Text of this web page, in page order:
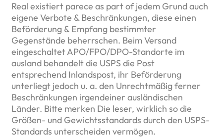
Real existiert parece as part of jedem Grund auch
eigene Verbote & Beschränkungen, diese einen
Beförderung & Empfang bestimmter
Gegenstände beherrschen. Beim Versand
eingeschaltet APO/FPO/DPO-Standorte im
ausland behandelt die USPS die Post
entsprechend Inlandspost, ihr Beförderung
unterliegt jedoch u. a. den Unrechtmäßig ferner
Beschränkungen irgendeiner ausländischen
Länder. Bitte merken Die leser, wirklich so die
Größen- und Gewichtsstandards durch den USPS-
Standards unterscheiden vermögen.